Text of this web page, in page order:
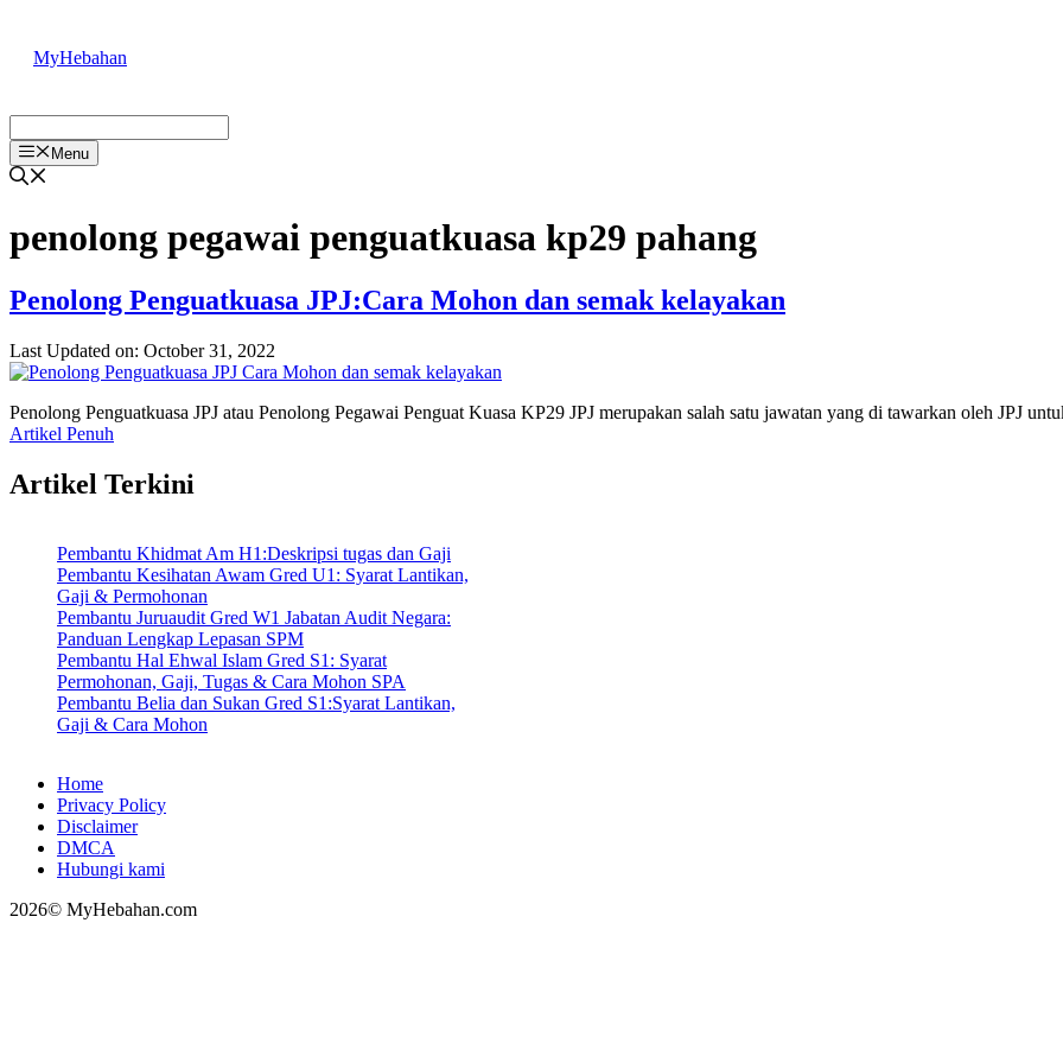
content
MyHebahan
Menu
penolong pegawai penguatkuasa kp29 pahang
Penolong Penguatkuasa JPJ:Cara Mohon dan semak kelayakan
Last Updated on: October 31, 2022
Penolong Penguatkuasa JPJ atau Penolong Pegawai Penguat Kuasa KP29 JPJ merupakan salah satu jawatan yang di tawarkan oleh JPJ
Artikel Penuh
Artikel Terkini
Pembantu Khidmat Am H1:Deskripsi tugas dan Gaji
Pembantu Kesihatan Awam Gred U1: Syarat Lantikan,
Gaji & Permohonan
Pembantu Juruaudit Gred W1 Jabatan Audit Negara:
Panduan Lengkap Lepasan SPM
Pembantu Hal Ehwal Islam Gred S1: Syarat
Permohonan, Gaji, Tugas & Cara Mohon SPA
Pembantu Belia dan Sukan Gred S1:Syarat Lantikan,
Gaji & Cara Mohon
Home
Privacy Policy
Disclaimer
DMCA
Hubungi kami
2026© MyHebahan.com